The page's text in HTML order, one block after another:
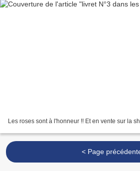
Les roses sont à l'honneur !! Et en vente sur la
< Page